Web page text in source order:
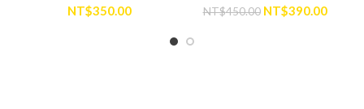
NT$350.00 NT$450.00 NT$390.00